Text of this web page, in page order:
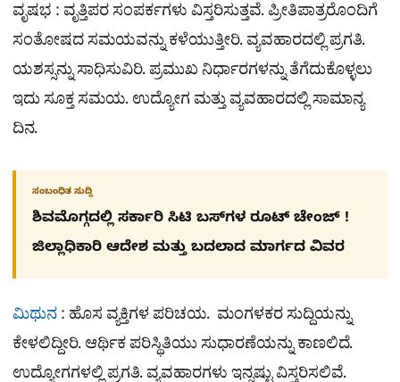
ವೃಷಭ : ವೃತ್ತಿಪರ ಸಂಪರ್ಕಗಳು ವಿಸ್ತರಿಸುತ್ತವೆ. ಪ್ರೀತಿಪಾತ್ರರೊಂದಿಗೆ
ಸಂತೋಷದ ಸಮಯವನ್ನು ಕಳೆಯುತ್ತೀರಿ. ವ್ಯವಹಾರದಲ್ಲಿ ಪ್ರಗತಿ.
ಯಶಸ್ಸನ್ನು ಸಾಧಿಸುವಿರಿ. ಪ್ರಮುಖ ನಿರ್ಧಾರಗಳನ್ನು ತೆಗೆದುಕೊಳ್ಳಲು
ಇದು ಸೂಕ್ತ ಸಮಯ. ಉದ್ಯೋಗ ಮತ್ತು ವ್ಯವಹಾರದಲ್ಲಿ ಸಾಮಾನ್ಯ
ದಿನ.
ಸಂಬಂಧಿತ ಸುದ್ದಿ
ಶಿವಮೊಗ್ಗದಲ್ಲಿ ಸರ್ಕಾರಿ ಸಿಟಿ ಬಸ್​ಗಳ ರೂಟ್ ಚೇಂಜ್ !
ಜಿಲ್ಲಾಧಿಕಾರಿ ಆದೇಶ ಮತ್ತು ಬದಲಾದ ಮಾರ್ಗದ ವಿವರ
ಮಿಥುನ: ಹೊಸ ವ್ಯಕ್ತಿಗಳ ಪರಿಚಯ. ಮಂಗಳಕರ ಸುದ್ದಿಯನ್ನು
ಕೇಳಲಿದ್ದೀರಿ. ಆರ್ಥಿಕ ಪರಿಸ್ಥಿತಿಯು ಸುಧಾರಣೆಯನ್ನು ಕಾಣಲಿದೆ.
ಉದ್ಯೋಗಗಳಲ್ಲಿ ಪ್ರಗತಿ. ವ್ಯವಹಾರಗಳು ಇನ್ನಷ್ಟು ವಿಸ್ತರಿಸಲಿವೆ.